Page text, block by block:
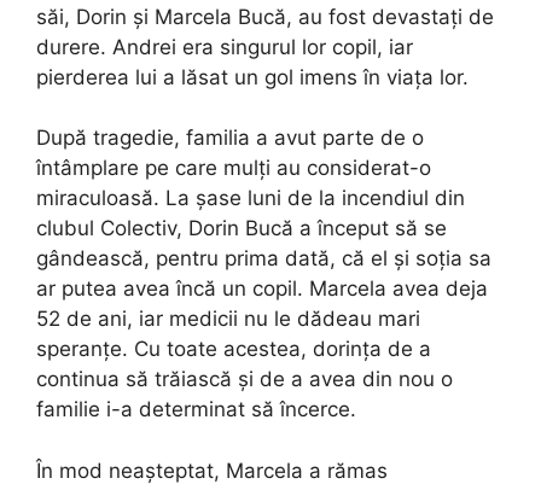
săi, Dorin și Marcela Bucă, au fost devastați de
durere. Andrei era singurul lor copil, iar
pierderea lui a lăsat un gol imens în viața lor.
După tragedie, familia a avut parte de o
întâmplare pe care mulți au considerat-o
miraculoasă. La șase luni de la incendiul din
clubul Colectiv, Dorin Bucă a început să se
gândească, pentru prima dată, că el și soția sa
ar putea avea încă un copil. Marcela avea deja
52 de ani, iar medicii nu le dădeau mari
speranțe. Cu toate acestea, dorința de a
continua să trăiască și de a avea din nou o
familie i-a determinat să încerce.
În mod neașteptat, Marcela a rămas